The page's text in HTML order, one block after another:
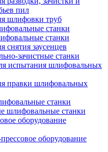
пил
шлифовки труб
станки
станки
снятия заусенцев
зачистные станки
испытания шлифовальных
правки шлифовальных
станки
шлифовальные станки
оборудование
оборудование